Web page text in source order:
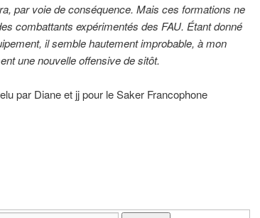
par voie de conséquence. Mais ces formations ne
combattants expérimentés des FAU. Étant donné
il semble hautement improbable, à mon
une nouvelle offensive de sitôt.
par Diane et jj pour le Saker Francophone